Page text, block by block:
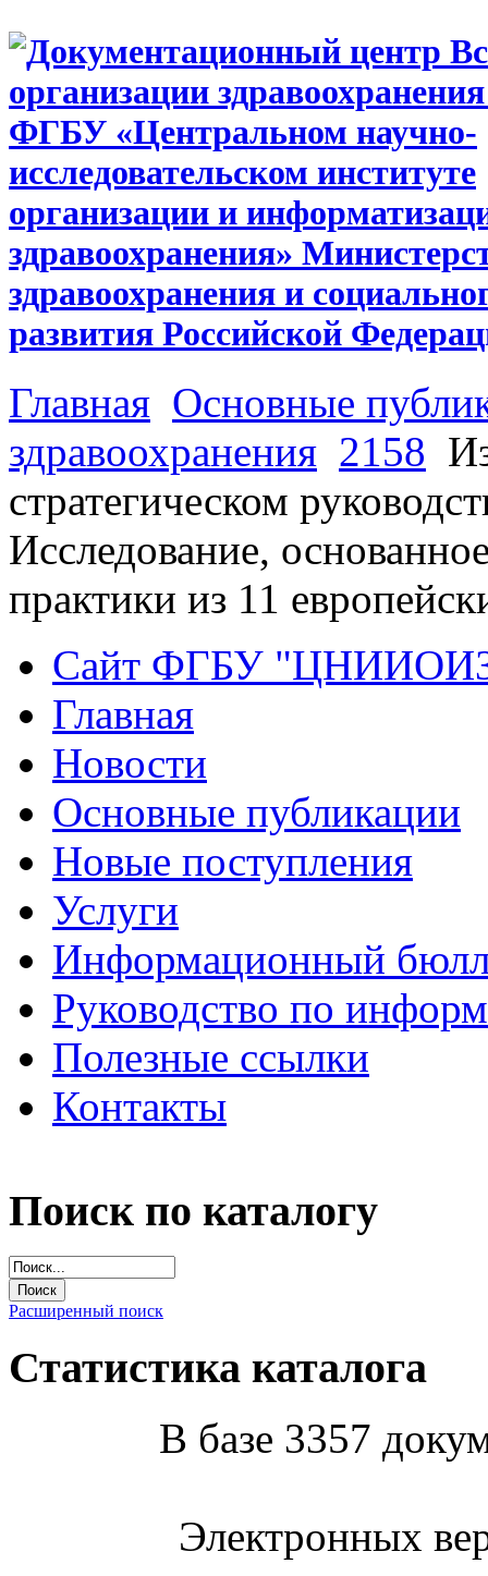
Главная Основные
здравоохранения 2158
стратегическом
Исследование,
практики из 11
Сайт ФГБУ
Главная
Новости
Основные публикации
Новые поступления
Услуги
Информационный
Руководство по
Полезные ссылки
Контакты
Поиск по каталогу
Расширенный поиск
Статистика каталога
В базе 3357
Электронных